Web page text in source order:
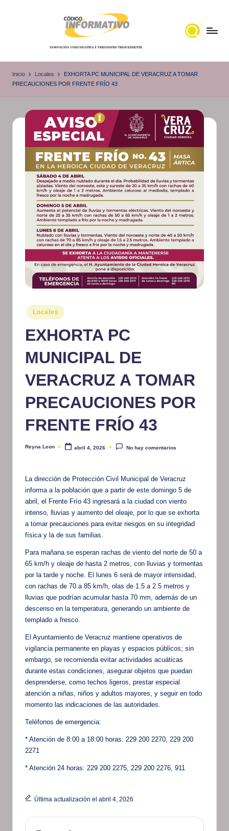
ó
i
g
o
I
n
f
o
r
m
at
iv
o
noticias
Inicio Locales
EXHORTA PC MUNICIPAL DE VERACRUZ A TOMAR
PRECAUCIONES POR FRENTE FRÍO 43
Publicado
en
Locales
EXHORTA PC
MUNICIPAL DE
VERACRUZ A TOMAR
PRECAUCIONES POR
FRENTE FRÍO 43
Publicado
Reyna Leon abril 4, 2026 No hay comentarios
La dirección de Protección Civil Municipal de Veracruz
informa a la población que a partir de este domingo 5 de
abril, el Frente Frío 43 ingresará a la ciudad con viento
intenso, lluvias y aumento del oleaje, por lo que se exhorta
a tomar precauciones para evitar riesgos en su integridad
física y la de sus familias.
Para mañana se esperan rachas de viento del norte de 50 a
65 km/h y oleaje de hasta 2 metros, con lluvias y tormentas
por la tarde y noche. El lunes 6 será de mayor intensidad,
con rachas de 70 a 85 km/h, olas de 1.5 a 2.5 metros y
lluvias que podrían acumular hasta 70 mm, además de un
descenso en la temperatura, generando un ambiente de
templado a fresco.
El Ayuntamiento de Veracruz mantiene operativos de
vigilancia permanente en playas y espacios públicos; sin
embargo, se recomienda evitar actividades acuáticas
durante estas condiciones, asegurar objetos que puedan
desprenderse, como techos ligeros, prestar especial
atención a niñas, niños y adultos mayores, y seguir en todo
momento las indicaciones de las autoridades.
Teléfonos de emergencia:
* Atención de 8:00 a 18:00 horas: 229 200 2270, 229 200
2271
* Atención 24 horas: 229 200 2275, 229 200 2276, 911
Última actualización el abril 4, 2026